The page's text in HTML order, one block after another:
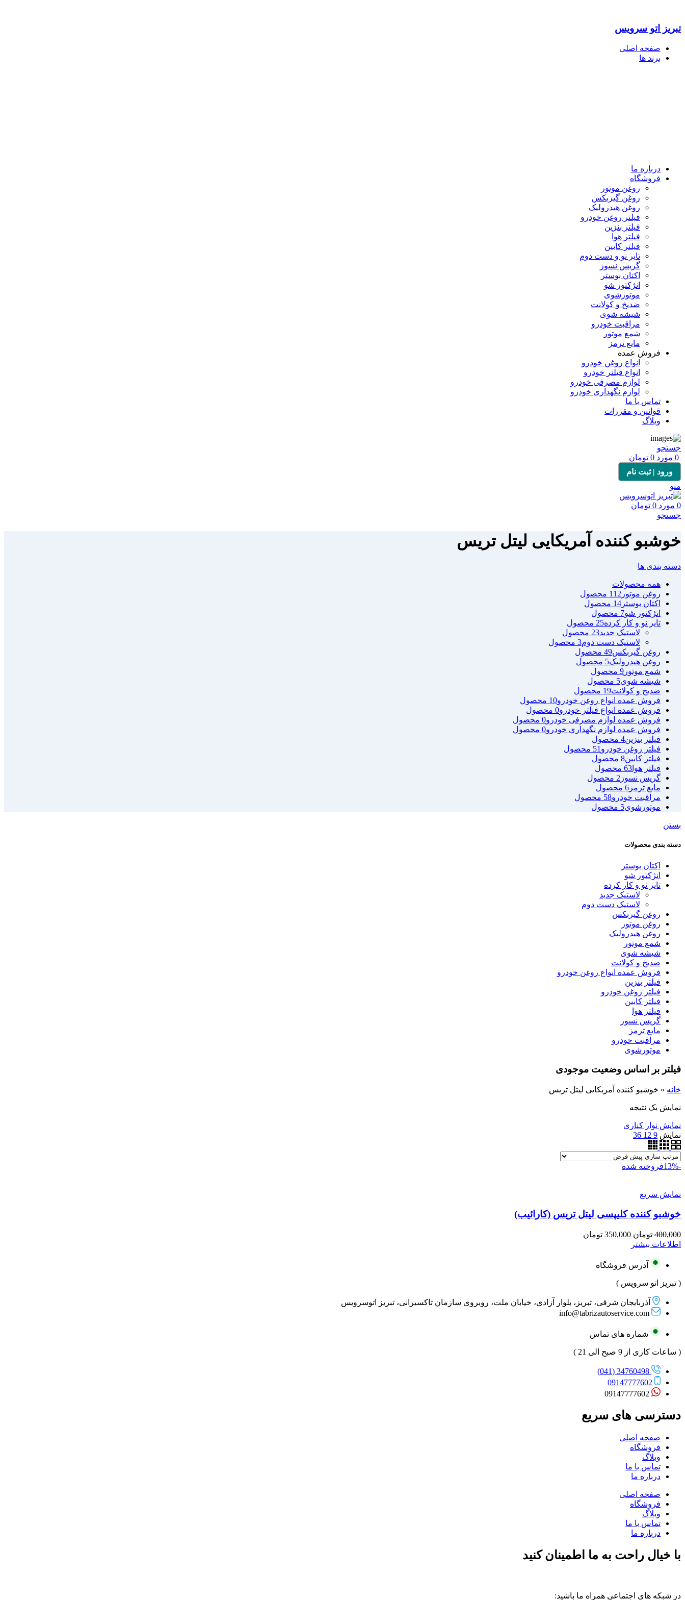
تبریز اتو سرویس
صفحه اصلی
برند ها
درباره ما
فروشگاه
روغن موتور
روغن گیربکس
روغن هیدرولیک
فیلتر روغن خودرو
فیلتر بنزین
فیلتر هوا
فیلتر کابین
تایر نو و دست دوم
گریس نسوز
اکتان بوستر
انژکتور شو
موتورشوی
ضدیخ و کولانت
شیشه شوی
مراقبت خودرو
شمع موتور
مایع ترمز
فروش عمده
انواع روغن خودرو
انواع فیلتر خودرو
لوازم مصرفی خودرو
لوازم نگهداری خودرو
تماس با ما
قوانین و مقررات
وبلاگ
جستجو
0 مورد 0 تومان
ورود | ثبت نام
منو
0 مورد 0 تومان
جستجو
خوشبو کننده آمریکایی لیتل تریس
دسته بندی ها
همه محصولات
روغن موتور 112 محصول
اکتان بوستر 14 محصول
انژکتور شو7 محصول
تایر نو و کار کرده25 محصول
لاستیک جدید23 محصول
لاستیک دست دوم3 محصول
روغن گیربکس49 محصول
روغن هیدرولیک5 محصول
شمع موتور 9 محصول
شیشه شوی5 محصول
ضدیخ و کولانت19 محصول
فروش عمده انواع روغن خودرو10 محصول
فروش عمده انواع فیلتر خودرو0 محصول
فروش عمده لوازم مصرفی خودرو0 محصول
فروش عمده لوازم نگهداری خودرو0 محصول
فیلتر بنزین4 محصول
فیلتر روغن خودرو 51 محصول
فیلتر کابین8 محصول
فیلتر هوا 63 محصول
گریس نسوز 2 محصول
مایع ترمز 6 محصول
مراقبت خودرو58 محصول
موتورشوی5 محصول
بستن
دسته بندی محصولات
اکتان بوستر
انژکتور شو
تایر نو و کار کرده
لاستیک جدید
لاستیک دست دوم
روغن گیربکس
روغن موتور
روغن هیدرولیک
شمع موتور
شیشه شوی
ضدیخ و کولانت
فروش عمده انواع روغن خودرو
فیلتر بنزین
فیلتر روغن خودرو
فیلتر کابین
فیلتر هوا
گریس نسوز
مایع ترمز
مراقبت خودرو
موتورشوی
فیلتر بر اساس وضعیت موجودی
خانه » خوشبو کننده آمریکایی لیتل تریس
نمایش یک نتیجه
نمایش نوار کناری
نمایش 9
12
36
-13% فروخته شده
نمایش سریع
خوشبو کننده کلیپسی لیتل تریس (کارائیب)
400,000 تومان قیمت
بود.
350,000 تومان
اطلاعات بیشتر
آدرس فروشگاه
( تبریز اتو سرویس )
آذربایجان شرقی، تبریز، بلوار آزادی، خیابان ملت، روبروی سازمان تاکسیرانی، تبریز اتوسرویس
info@tabrizautoservice.com
شماره های تماس
( ساعات کاری از 9 صبح الی 21 )
34760498 (041)
09147777602
09147777602
دسترسی های سریع
صفحه اصلی
فروشگاه
وبلاگ
تماس با ما
درباره ما
صفحه اصلی
فروشگاه
وبلاگ
تماس با ما
درباره ما
با خیال راحت به ما اطمینان کنید
در شبکه های اجتماعی همراه ما باشید: